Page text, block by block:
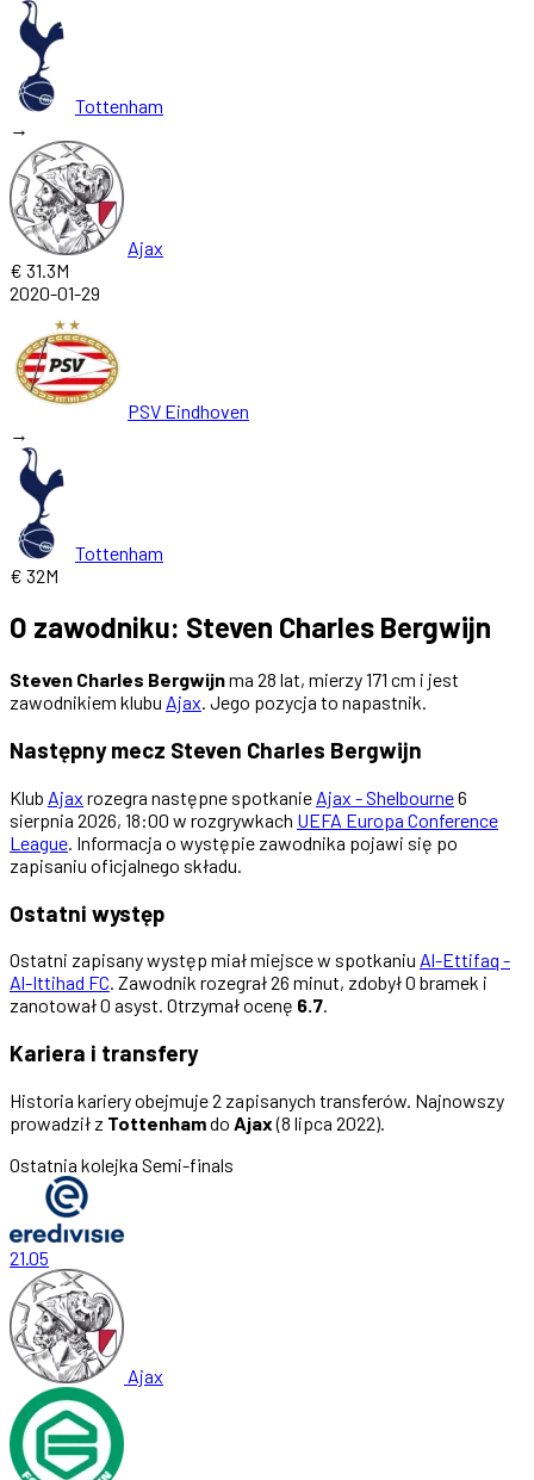
Tottenham
→
Ajax
€ 31.3M
2020-01-29
PSV Eindhoven
→
Tottenham
€ 32M
O zawodniku: Steven Charles Bergwijn
Steven Charles Bergwijnma 28 lat, mierzy 171 cm i jest
zawodnikiem klubu Ajax. Jego pozycja to napastnik.
Następny mecz Steven Charles Bergwijn
Klub Ajax rozegra następne spotkanie Ajax - Shelbourne6
sierpnia 2026, 18:00 w rozgrywkach UEFA Europa Conference
League. Informacja o występie zawodnika pojawi się po
zapisaniu oficjalnego składu.
Ostatni występ
Ostatni zapisany występ miał miejsce w spotkaniu Al-Ettifaq -
Al-Ittihad FC. Zawodnik rozegrał 26 minut, zdobył 0 bramek i
zanotował 0 asyst. Otrzymał ocenę 6.7.
Kariera i transfery
Historia kariery obejmuje 2 zapisanych transferów. Najnowszy
prowadził z Tottenhamdo Ajax(8 lipca 2022).
Ostatnia kolejka Semi-finals
21.05
Ajax